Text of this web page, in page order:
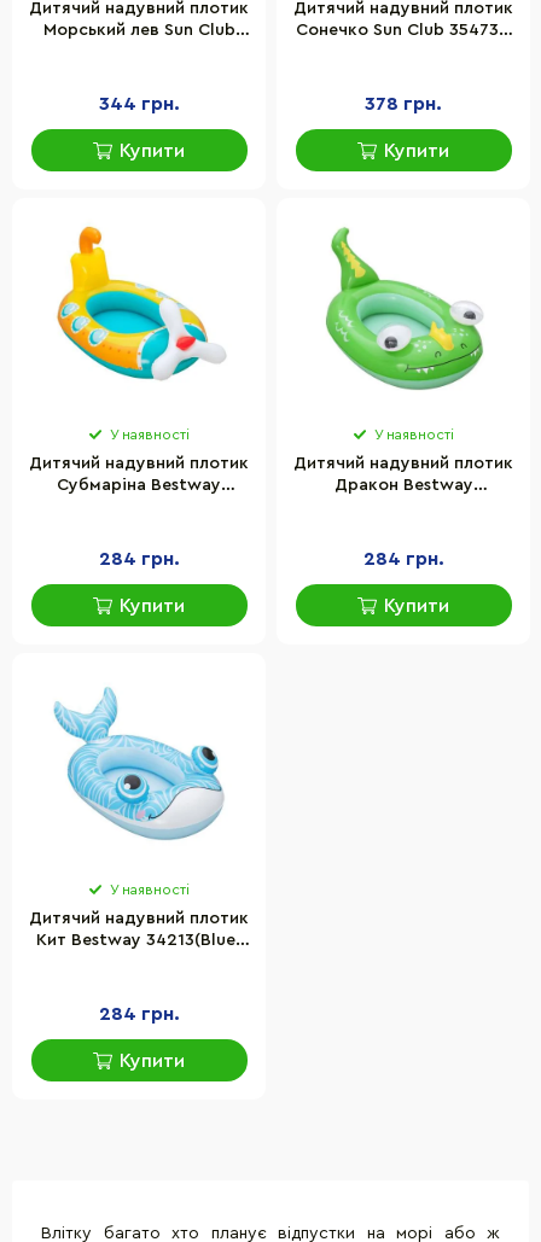
Дитячий надувний плотик
Морський лев Sun Club
45 кг
344 грн.
Купити
Дитячий надувний плотик
Сонечко Sun Club 35473 з
378 грн.
Купити
У наявності
Дитячий надувний плотик
Субмаріна Bestway
90х58х48,5 см
284 грн.
Купити
У наявності
Дитячий надувний плотик
Дракон Bestway
90х58х48,5 см
284 грн.
Купити
У наявності
Дитячий надувний плотик
Кит Bestway 34213(Blue)
284 грн.
Купити
Влітку багато хто планує відпустки на морі або ж